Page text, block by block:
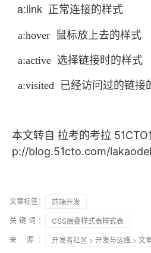
a:link 正常连接的样式
a:hover 鼠标放上去的样式
a:active 选择链接时的样式
a:visited 已经访问过的链接
本文转自 拉考的考拉
p://blog.51cto.com/
文章标签：
前端开发
关键词：
CSS层叠样式表样式表
来 源：
开发者社区 > 开发与运维 > 文